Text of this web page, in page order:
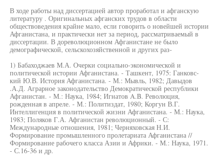
В ходе работы над диссертацией автор проработал и афганскую
литературу . Оригинальных афганских трудов в области
обществоведения крайне мало, если говорить о новейшей истории
Афганистана, и практически нет за период, рассматриваемый в
диссертации. В дореволюционном Афганистане не было
демографической, сельскохозяйственной и других раз-
1) Бабаходжаев М.А. Очерки социально-экономической и
политической истории Афганистана. - Ташкент, 1975: Ганковс-
кий Ю.В. История Афганистана. - М.: Мывль, 1982; Давыдов
.А.Д. Аграрное законодательство Демократической республики
Афганистан. - М.: Наука, 1984; Игнатов A.B. Революция,
рожденная в апреле. - М.: Политиздат, 1980; Коргун В.Г.
Интеллигенция в политической жизни Афганистана. - М.: Наука,
1983; Поляков Г.А. Афганистан революционный. - С:
Международные отношения, 1981; Черняховская Н.И.
Формирование промышленного пролетариата Афганистана //
Формирование рабочего класса Азии и Африки. - М.: Наука, 1971.
- С.16-36 и др.